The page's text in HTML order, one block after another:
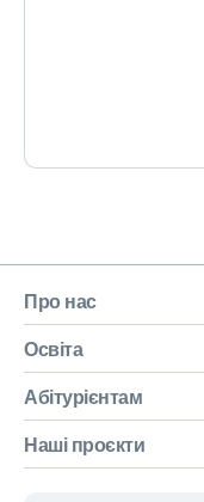
Про нас
Освіта
Абітурієнтам
Наші проєкти